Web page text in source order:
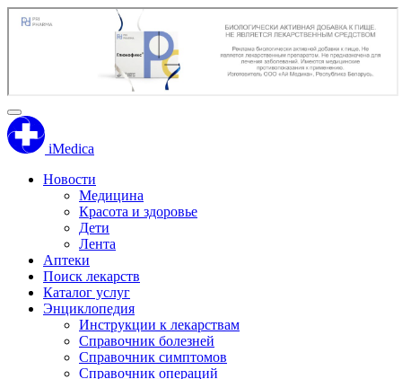
iMedica
Новости
Медицина
Красота и здоровье
Дети
Лента
Аптеки
Поиск лекарств
Каталог услуг
Энциклопедия
Инструкции к лекарствам
Справочник болезней
Справочник симптомов
Справочник операций